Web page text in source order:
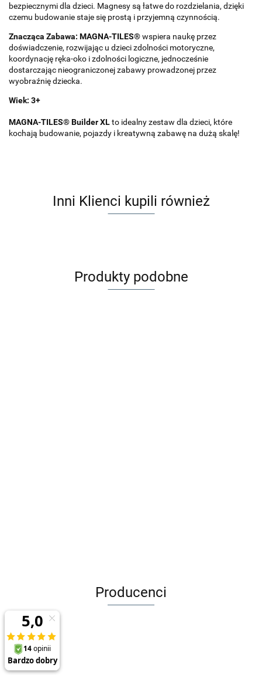
bezpiecznymi dla dzieci. Magnesy są łatwe do rozdzielania, dzięki
czemu budowanie staje się prostą i przyjemną czynnością.
Znacząca Zabawa: MAGNA-TILES®wspiera naukę przez
doświadczenie, rozwijając u dzieci zdolności motoryczne,
koordynację ręka-oko i zdolności logiczne, jednocześnie
dostarczając nieograniczonej zabawy prowadzonej przez
wyobraźnię dziecka.
Wiek: 3+
MAGNA-TILES® Builder XLto idealny zestaw dla dzieci, które
kochają budowanie, pojazdy i kreatywną zabawę na dużą skalę!
Inni Klienci kupili również
Produkty podobne
Producenci